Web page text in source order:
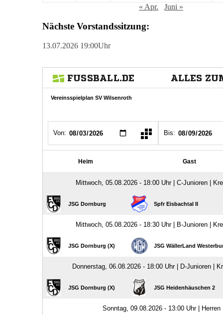
« Apr. Juni »
Nächste Vorstandssitzung:
13.07.2026 19:00Uhr